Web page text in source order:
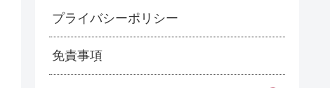
プライバシーポリシー
免責事項